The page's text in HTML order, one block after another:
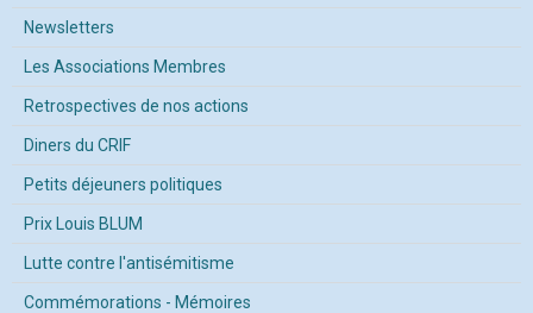
Newsletters
Les Associations Membres
Retrospectives de nos actions
Diners du CRIF
Petits déjeuners politiques
Prix Louis BLUM
Lutte contre l'antisémitisme
Commémorations - Mémoires